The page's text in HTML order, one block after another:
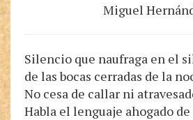
Miguel
Silencio que naufraga en el
de las bocas cerradas de la
No cesa de callar ni
Habla el lenguaje ahogado